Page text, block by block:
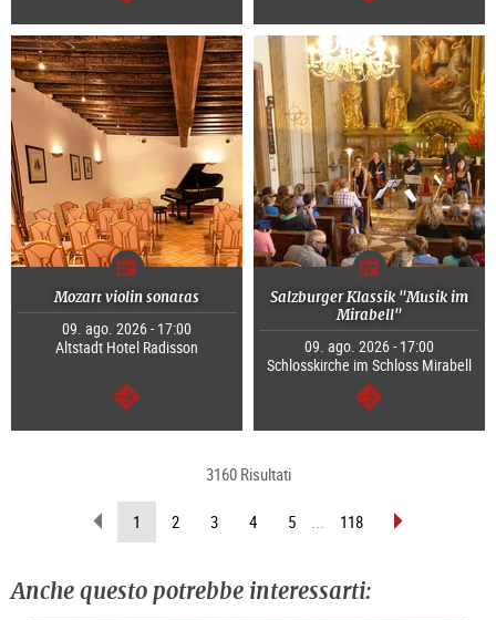
segue segue
Mozart violin sonatas
09. ago. 2026 - 17:00
Altstadt Hotel Radisson
segue
Salzburger Klassik "Musik im
Mirabell"
09. ago. 2026 - 17:00
Schlosskirche im Schloss Mirabell
segue
3160 Risultati
sfoglia
indietro
1 (pagina
attuale)
2 3 4 5 ... 118 sfoglia
Anche questo potrebbe interessarti: